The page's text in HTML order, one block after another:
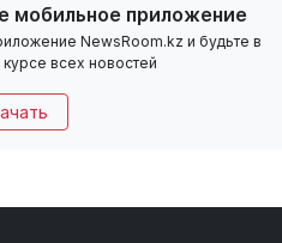
мобильное приложение
NewsRoom.kz и будьте в
курсе всех новостей